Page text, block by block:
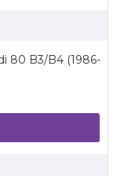
80 B3/B4 (1986-